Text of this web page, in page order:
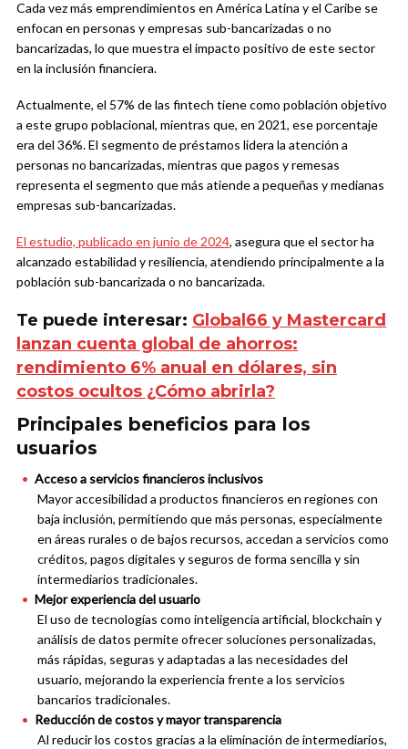
Cada vez más emprendimientos en América Latina y el Caribe se
enfocan en personas y empresas sub-bancarizadas o no
bancarizadas, lo que muestra el impacto positivo de este sector
en la inclusión financiera.
Actualmente, el 57% de las fintech tiene como población objetivo
a este grupo poblacional, mientras que, en 2021, ese porcentaje
era del 36%. El segmento de préstamos lidera la atención a
personas no bancarizadas, mientras que pagos y remesas
representa el segmento que más atiende a pequeñas y medianas
empresas sub-bancarizadas.
El estudio, publicado en junio de 2024, asegura que el sector ha
alcanzado estabilidad y resiliencia, atendiendo principalmente a la
población sub-bancarizada o no bancarizada.
Te puede interesar: Global66 y Mastercard
lanzan cuenta global de ahorros:
rendimiento 6% anual en dólares, sin
costos ocultos ¿Cómo abrirla?
Principales beneficios para los
usuarios
Acceso a servicios financieros inclusivos
Mayor accesibilidad a productos financieros en regiones con
baja inclusión, permitiendo que más personas, especialmente
en áreas rurales o de bajos recursos, accedan a servicios como
créditos, pagos digitales y seguros de forma sencilla y sin
intermediarios tradicionales.
Mejor experiencia del usuario
El uso de tecnologías como inteligencia artificial, blockchain y
análisis de datos permite ofrecer soluciones personalizadas,
más rápidas, seguras y adaptadas a las necesidades del
usuario, mejorando la experiencia frente a los servicios
bancarios tradicionales.
Reducción de costos y mayor transparencia
Al reducir los costos gracias a la eliminación de intermediarios,